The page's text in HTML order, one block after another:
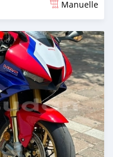
Manuelle